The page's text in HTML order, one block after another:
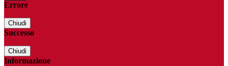
Errore
Chiudi
Successo
Chiudi
Informazione